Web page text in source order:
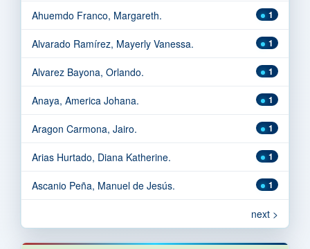
1
Ahuemdo Franco, Margareth.
1
Alvarado Ramírez, Mayerly Vanessa.
1
Alvarez Bayona, Orlando.
1
Anaya, America Johana.
1
Aragon Carmona, Jairo.
1
Arias Hurtado, Diana Katherine.
1
Ascanio Peña, Manuel de Jesús.
next >